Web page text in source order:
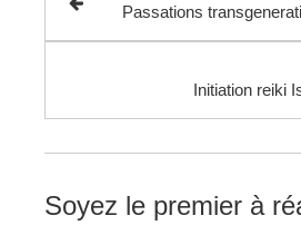
Passations
Initiation reiki
Soyez le premier à